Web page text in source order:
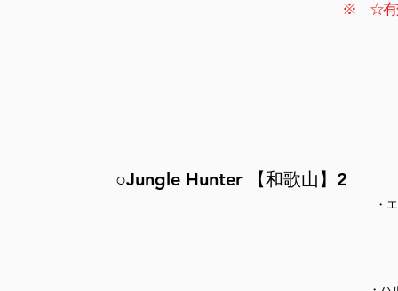
※ ☆有効
○Jungle Hunter 【和歌山】2
・